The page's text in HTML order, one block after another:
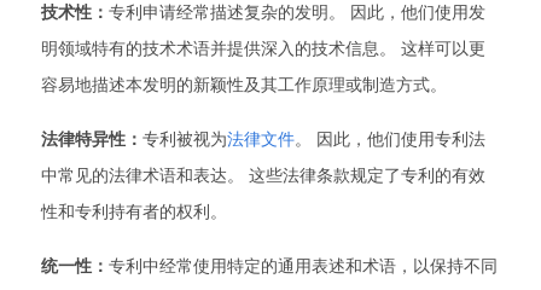
技术性： 专利申请经常描述复杂的发明。 因此，他们使用发
明领域特有的技术术语并提供深入的技术信息。 这样可以更
容易地描述本发明的新颖性及其工作原理或制造方式。
法律特异性： 专利被视为法律文件。 因此，他们使用专利法
中常见的法律术语和表达。 这些法律条款规定了专利的有效
性和专利持有者的权利。
统一性： 专利中经常使用特定的通用表述和术语，以保持不同